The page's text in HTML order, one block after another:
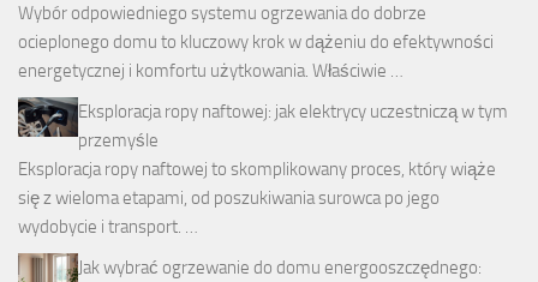
Wybór odpowiedniego systemu ogrzewania do dobrze
ocieplonego domu to kluczowy krok w dążeniu do efektywności
energetycznej i komfortu użytkowania. Właściwie …
Eksploracja ropy naftowej: jak elektrycy uczestniczą w tym
przemyśle
Eksploracja ropy naftowej to skomplikowany proces, który wiąże
się z wieloma etapami, od poszukiwania surowca po jego
wydobycie i transport. …
Jak wybrać ogrzewanie do domu energooszczędnego: